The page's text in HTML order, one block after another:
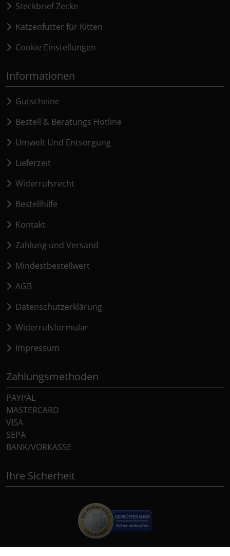
Steckbrief Zecke
Katzenfutter für Kitten
Cookie Einstellungen
Informationen
Gutscheine
Bestell & Beratungs Hotline
Umwelt Und Entsorgung
Lieferzeit
Widerrufsrecht
Bestellhilfe
Kontakt
Zahlung und Versand
Mindestbestellwert
AGB
Datenschutzerklärung
Widerrufsformular
Impressum
Zahlungsmethoden
PAYPAL
MASTERCARD
VISA
SEPA
BANK/VORKASSE
Ihre Sicherheit